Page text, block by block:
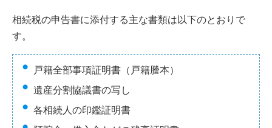
相続税の申告書に添付する主な書類は以下のとおりで
す。
戸籍全部事項証明書（戸籍謄本）
遺産分割協議書の写し
各相続人の印鑑証明書